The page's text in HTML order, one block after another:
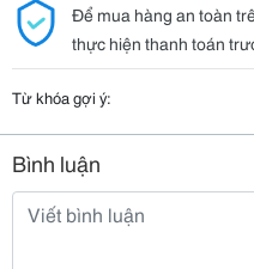
Để mua hàng an toàn
thực hiện thanh toán
Từ khóa gợi ý:
Bình luận